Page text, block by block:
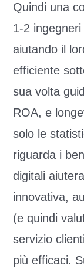
Quindi una
1-2
aiutando il
efficiente
sua volta
ROA, e
solo le
riguarda i
digitali
innovativa,
(e quindi
servizio
più efficaci.